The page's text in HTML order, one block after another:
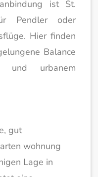
ist St.
Pendler oder
Hier finden
Balance
und urbanem
gut
wohnung
Lage in